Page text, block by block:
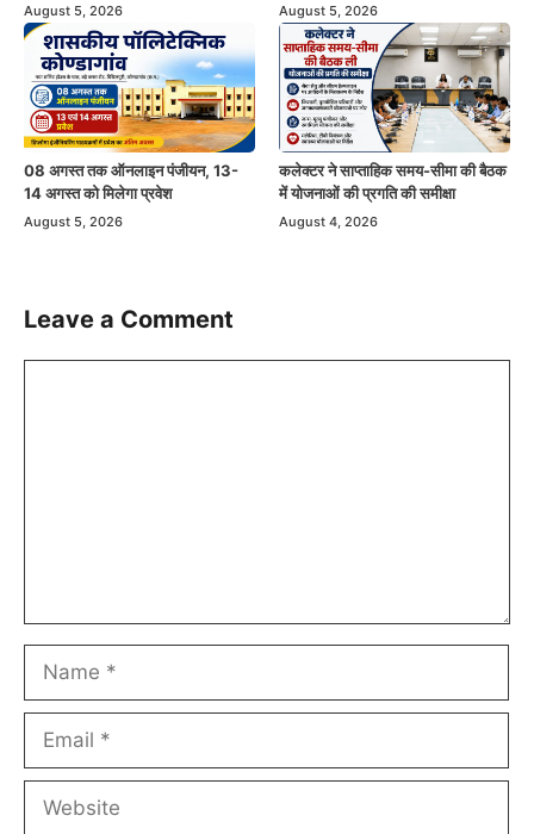
August 5, 2026 August 5, 2026
08 अगस्त तक ऑनलाइन पंजीयन, 13-
14 अगस्त को मिलेगा प्रवेश
August 5, 2026
कलेक्टर ने साप्ताहिक समय-सीमा की बैठक
में योजनाओं की प्रगति की समीक्षा
August 4, 2026
Leave a Comment